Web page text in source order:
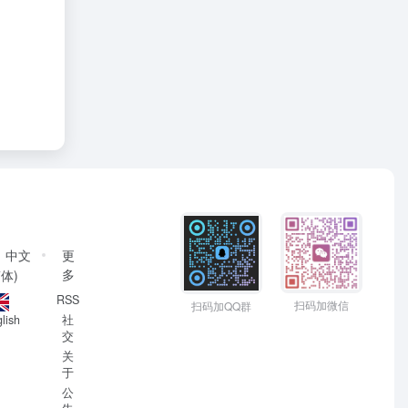
中文
)
更
多
RSS
社
交
关
于
公
扫码加QQ群 扫码加微信